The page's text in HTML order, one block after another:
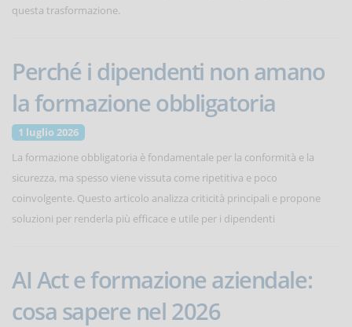
questa trasformazione.
Perché i dipendenti non amano
la formazione obbligatoria
1 luglio 2026
La formazione obbligatoria è fondamentale per la conformità e la
sicurezza, ma spesso viene vissuta come ripetitiva e poco
coinvolgente. Questo articolo analizza criticità principali e propone
soluzioni per renderla più efficace e utile per i dipendenti
AI Act e formazione aziendale:
cosa sapere nel 2026